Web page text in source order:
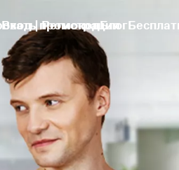
промокодБлог
Вход | Регистрация